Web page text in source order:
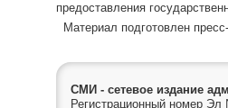
предоставления
Материал подготовлен
СМИ - сетевое издание
Регистрационный номер